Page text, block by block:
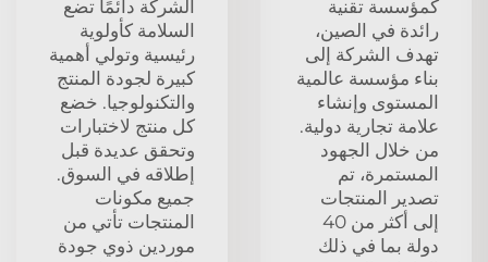
كمؤسسة تقنية
رائدة في الصين،
تهدف الشركة إلى
بناء مؤسسة عالمية
المستوى وإنشاء
علامة تجارية دولية.
من خلال الجهود
المستمرة، تم
تصدير المنتجات
إلى أكثر من 40
دولة بما في ذلك
الشركة دائمًا تضع
السلامة كأولوية
رئيسية وتولي أهمية
كبيرة لجودة المنتج
والتكنولوجيا. خضع
كل منتج لاختبارات
وتحقق عديدة قبل
إطلاقه في السوق.
جميع مكونات
المنتجات تأتي من
موردين ذوي جودة